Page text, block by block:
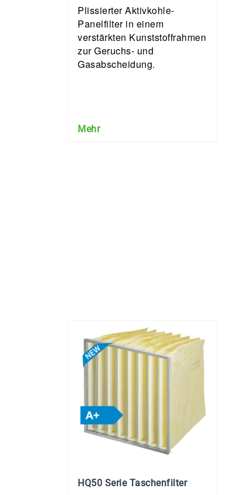
Plissierter Aktivkohle-
Panelfilter in einem
verstärkten Kunststoffrahmen
zur Geruchs- und
Gasabscheidung.
Mehr
HQ50 Serie Taschenfilter